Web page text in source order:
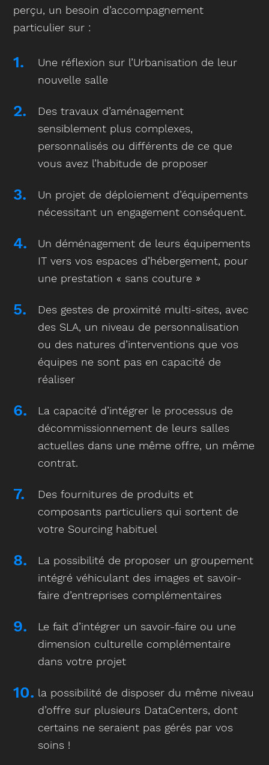
perçu, un besoin d’accompagnement
particulier sur :
Une réflexion sur l’Urbanisation de leur
nouvelle salle
Des travaux d’aménagement
sensiblement plus complexes,
personnalisés ou différents de ce que
vous avez l’habitude de proposer
Un projet de déploiement d’équipements
nécessitant un engagement conséquent.
Un déménagement de leurs équipements
IT vers vos espaces d’hébergement, pour
une prestation « sans couture »
Des gestes de proximité multi-sites, avec
des SLA, un niveau de personnalisation
ou des natures d’interventions que vos
équipes ne sont pas en capacité de
réaliser
La capacité d’intégrer le processus de
décommissionnement de leurs salles
actuelles dans une même offre, un même
contrat.
Des fournitures de produits et
composants particuliers qui sortent de
votre Sourcing habituel
La possibilité de proposer un groupement
intégré véhiculant des images et savoir-
faire d’entreprises complémentaires
Le fait d’intégrer un savoir-faire ou une
dimension culturelle complémentaire
dans votre projet
la possibilité de disposer du même niveau
d’offre sur plusieurs DataCenters, dont
certains ne seraient pas gérés par vos
soins !